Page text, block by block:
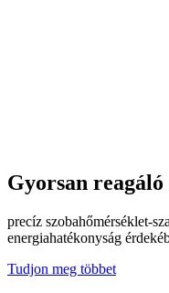
Gyorsan
precíz szobahőmérséklet-
energiahatékonyság
Tudjon meg többet